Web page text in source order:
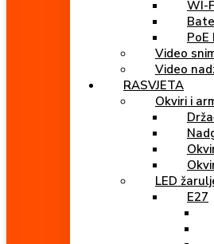
WI-
PoE
Video
Video
RASVJETA
Okviri i
LED
E27